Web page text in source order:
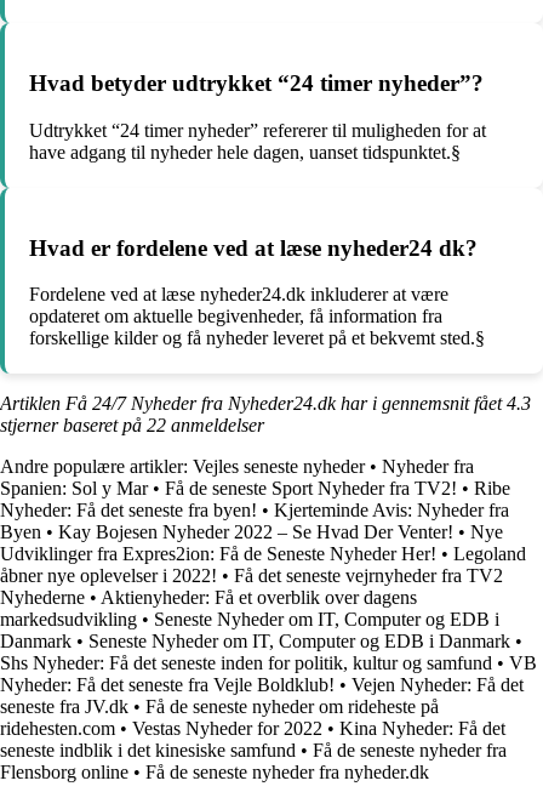
Hvad betyder udtrykket “24 timer nyheder”?
Udtrykket “24 timer nyheder” refererer til muligheden for at
have adgang til nyheder hele dagen, uanset tidspunktet.§
Hvad er fordelene ved at læse nyheder24 dk?
Fordelene ved at læse nyheder24.dk inkluderer at være
opdateret om aktuelle begivenheder, få information fra
forskellige kilder og få nyheder leveret på et bekvemt sted.§
Artiklen Få 24/7 Nyheder fra Nyheder24.dk har i gennemsnit fået4.3
stjerner baseret på 22 anmeldelser
Andre populære artikler: Vejles seneste nyheder• Nyheder fra
Spanien: Sol y Mar• Få de seneste Sport Nyheder fra TV2! • Ribe
Nyheder: Få det seneste fra byen! • Kjerteminde Avis: Nyheder fra
Byen • Kay Bojesen Nyheder 2022 – Se Hvad Der Venter! • Nye
Udviklinger fra Expres2ion: Få de Seneste Nyheder Her! • Legoland
åbner nye oplevelser i 2022! • Få det seneste vejrnyheder fra TV2
Nyhederne • Aktienyheder: Få et overblik over dagens
markedsudvikling • Seneste Nyheder om IT, Computer og EDB i
Danmark • Seneste Nyheder om IT, Computer og EDB i Danmark •
Shs Nyheder: Få det seneste inden for politik, kultur og samfund • VB
Nyheder: Få det seneste fra Vejle Boldklub! • Vejen Nyheder: Få det
seneste fra JV.dk • Få de seneste nyheder om rideheste på
ridehesten.com • Vestas Nyheder for 2022 • Kina Nyheder: Få det
seneste indblik i det kinesiske samfund • Få de seneste nyheder fra
Flensborg online • Få de seneste nyheder fra nyheder.dk